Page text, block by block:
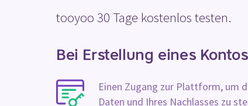
tooyoo 30 Tage kostenlos testen.
Bei Erstellung eines
Einen Zugang zur Plattform, um
Daten und Ihres Nachlasses zu